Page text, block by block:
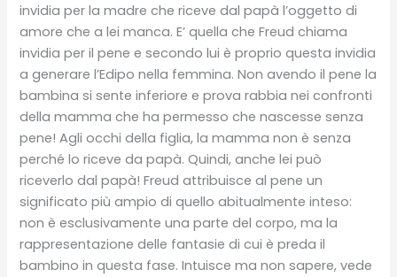
invidia per la madre che riceve dal papà l’oggetto di
amore che a lei manca. E’ quella che Freud chiama
invidia per il pene e secondo lui è proprio questa invidia
a generare l’Edipo nella femmina. Non avendo il pene la
bambina si sente inferiore e prova rabbia nei confronti
della mamma che ha permesso che nascesse senza
pene! Agli occhi della figlia, la mamma non è senza
perché lo riceve da papà. Quindi, anche lei può
riceverlo dal papà! Freud attribuisce al pene un
significato più ampio di quello abitualmente inteso:
non è esclusivamente una parte del corpo, ma la
rappresentazione delle fantasie di cui è preda il
bambino in questa fase. Intuisce ma non sapere, vede